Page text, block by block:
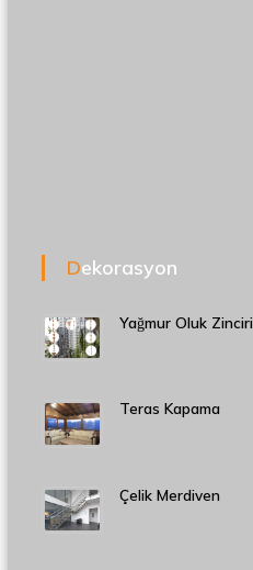
Dekorasyon
Yağmur Oluk Zinciri
Teras Kapama
Çelik Merdiven